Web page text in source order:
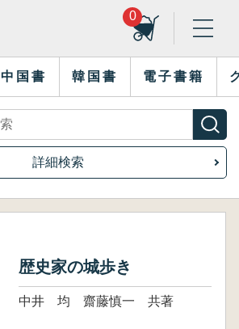
0
中国書 韓国書 電子書籍
詳細検索
歴史家の城歩き
中井 均 齋藤慎一 共著